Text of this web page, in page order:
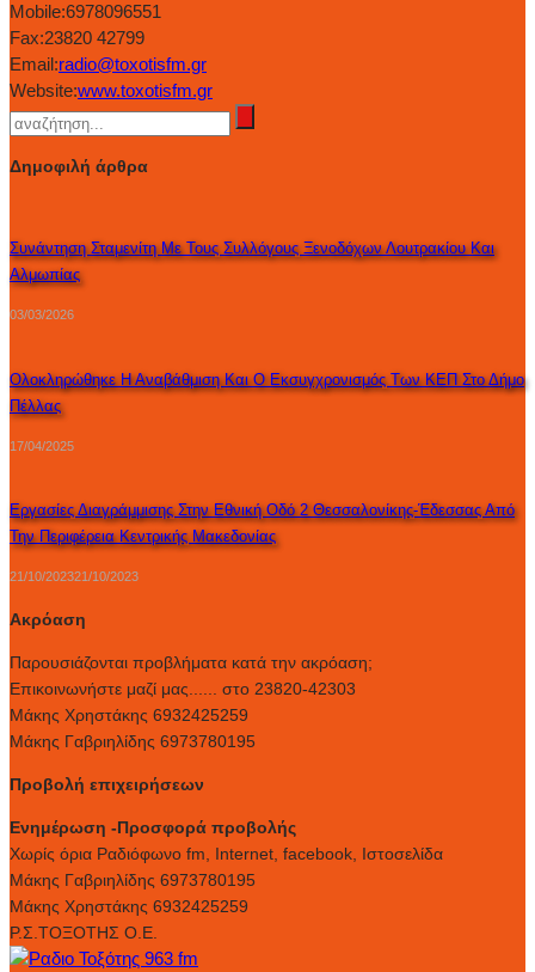
Mobile:6978096551
Fax:23820 42799
Email:radio@toxotisfm.gr
Website:www.toxotisfm.gr
Δημοφιλή άρθρα
Συνάντηση Σταμενίτη Με Τους Συλλόγους Ξενοδόχων Λουτρακίου Και
Αλμωπίας
03/03/2026
Ολοκληρώθηκε Η Αναβάθμιση Και Ο Εκσυγχρονισμός Των ΚΕΠ Στο Δήμο
Πέλλας
17/04/2025
Εργασίες Διαγράμμισης Στην Εθνική Οδό 2 Θεσσαλονίκης-Έδεσσας Από
Την Περιφέρεια Κεντρικής Μακεδονίας
21/10/202321/10/2023
Ακρόαση
Παρουσιάζονται προβλήματα κατά την ακρόαση;
Επικοινωνήστε μαζί μας...... στο 23820-42303
Μάκης Χρηστάκης 6932425259
Μάκης Γαβριηλίδης 6973780195
Προβολή επιχειρήσεων
Ενημέρωση -Προσφορά προβολής
Xωρίς όρια Ραδιόφωνο fm, Internet, facebook, Ιστοσελίδα
Μάκης Γαβριηλίδης 6973780195
Μάκης Χρηστάκης 6932425259
Ρ.Σ.ΤΟΞΟΤΗΣ Ο.Ε.